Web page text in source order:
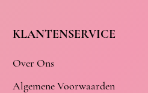
KLANTENSERVICE
Over Ons
Algemene Voorwaarden